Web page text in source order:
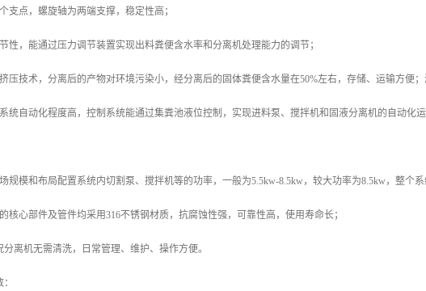
支点，螺旋轴为两端支撑，稳定性高；
性，能通过压力调节装置实现出料粪便含水率和分离机处理能力的调节；
压技术，分离后的产物对环境污染小，经分离后的固体粪便含水量在50%左右，存储、运输方便
统自动化程度高，控制系统能通过集粪池液位控制，实现进料泵、搅拌机和固液分离机的自动化
规模和布局配置系统内切割泵、搅拌机等的功率，一般为5.5kw-8.5kw，较大功率为8.5kw，整个系
核心部件及管件均采用316不锈钢材质，抗腐蚀性强，可靠性高，使用寿命长；
分离机无需清洗，日常管理、维护、操作方便。